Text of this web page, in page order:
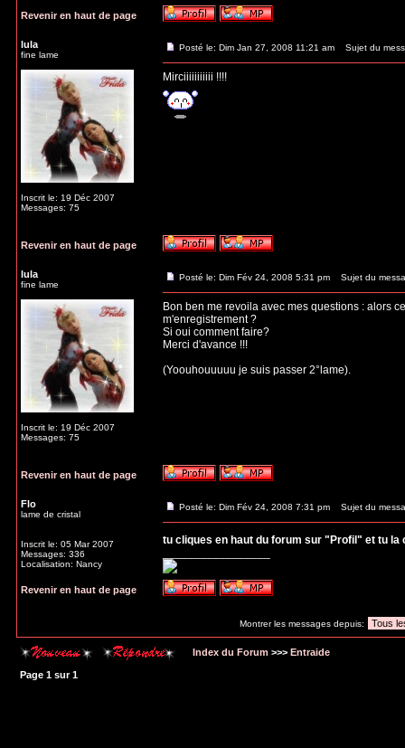
Revenir en haut de page
lula
fine lame
Inscrit le: 19 Déc 2007
Messages: 75
Posté le: Dim Jan 27, 2008 11:21 am Sujet du
Mirciiiiiiiiiii !!!!
Revenir en haut de page
lula
fine lame
Inscrit le: 19 Déc 2007
Messages: 75
Posté le: Dim Fév 24, 2008 5:31 pm Sujet du
Bon ben me revoila avec mes questions : alors
m'enregistrement ?
Si oui comment faire?
Merci d'avance !!!
(Yoouhouuuuu je suis passer 2°lame).
Revenir en haut de page
Flo
lame de cristal
Inscrit le: 05 Mar 2007
Messages: 336
Localisation: Nancy
Posté le: Dim Fév 24, 2008 7:31 pm Sujet du
tu cliques en haut du forum sur "Profil" et tu la
Revenir en haut de page
Montrer les messages depuis:
Index du Forum >>> Entraide
Page 1 sur1